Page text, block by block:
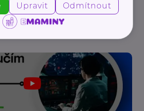
OSVČ vzbudily velký
Upravit Odmítnout